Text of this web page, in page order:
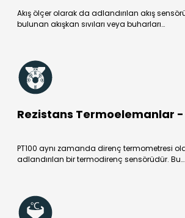
Akış ölçer olarak da adlandırılan akış
bulunan akışkan sıvıları veya buharları…
Rezistans Termoelemanlar -
PT100 aynı zamanda direnç termometresi
adlandırılan bir termodirenç sensörüdür. Bu…